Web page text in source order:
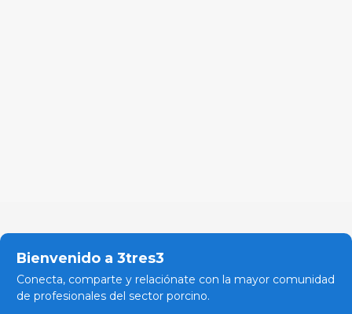
Bienvenido a 3tres3
Conecta, comparte y relaciónate con la mayor comunidad
de profesionales del sector porcino.